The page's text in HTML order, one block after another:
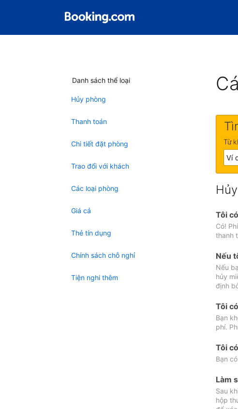
Danh sách thể loại
Hủy phòng
Thanh toán
Chi tiết đặt phòng
Trao đổi với khách
Các loại phòng
Giá cả
Thẻ tín dụng
Chính sách chỗ nghỉ
Tiện nghi thêm
Từ
Tôi
Có!
thanh
Nếu
Nếu
hủy
định
Tôi
Bạn
phí.
Tôi
Bạn
Làm
Sau
hộp